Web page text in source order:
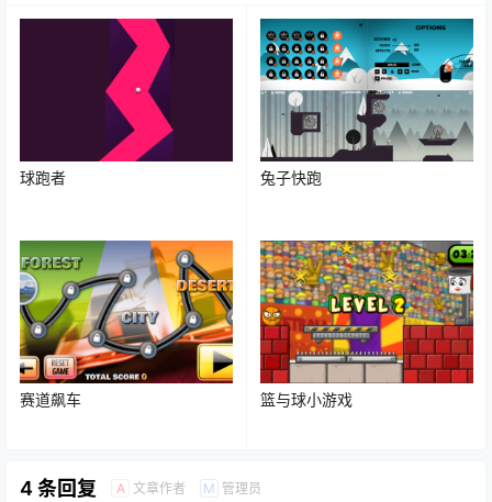
球跑者 兔子快跑
赛道飙车 篮与球小游戏
4 条回复 A 文章作者 M 管理员